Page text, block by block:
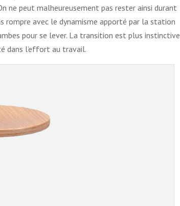
ne peut malheureusement pas rester ainsi durant
rompre avec le dynamisme apporté par la station
pour se lever. La transition est plus instinctive
dans l’effort au travail.